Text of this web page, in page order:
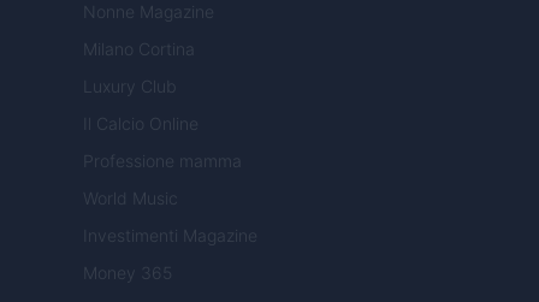
Nonne Magazine
Milano Cortina
Luxury Club
Il Calcio Online
Professione mamma
World Music
Investimenti Magazine
Money 365